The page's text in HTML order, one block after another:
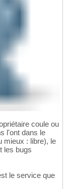
coule ou
l'ont dans le
mieux : libre), le
les bugs
le service que